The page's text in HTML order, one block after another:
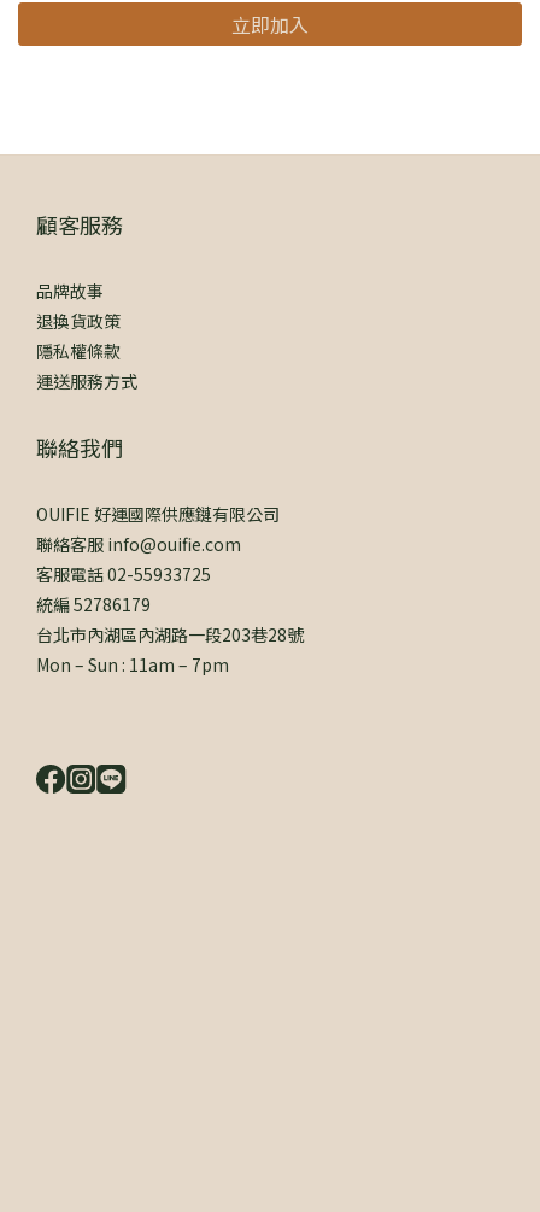
立即加入
顧客服務
品牌故事
退換貨政策
隱私權條款
運送服務方式
聯絡我們
OUIFIE 好運國際供應鏈有限公司
聯絡客服 info@ouifie.com
客服電話 02-55933725
統編 52786179
台北市內湖區內湖路一段203巷28號
Mon – Sun : 11am – 7pm